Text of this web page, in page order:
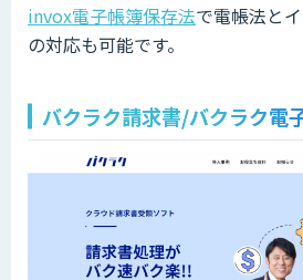
invox電子帳簿保存法で電帳法と
の対応も可能です。
バクラク請求書/バクラク電